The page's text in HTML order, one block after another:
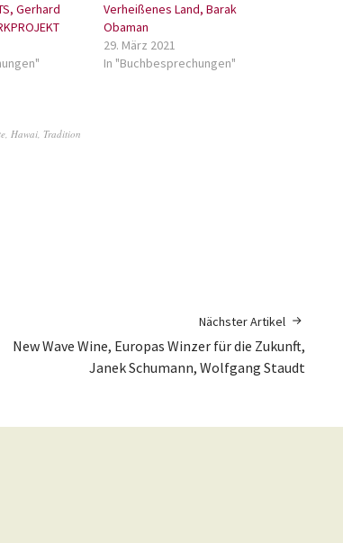
Gerhard
Verheißenes Land, Barak
Obaman
29. März 2021
In "Buchbesprechungen"
, Hawai, Tradition
Nächster Artikel
New Wave Wine, Europas Winzer für die Zukunft,
Janek Schumann, Wolfgang Staudt